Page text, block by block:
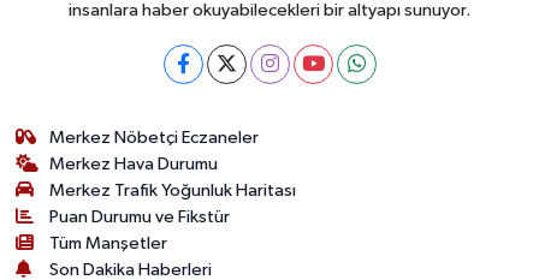
insanlara haber okuyabilecekleri bir altyapı sunuyor.
Merkez Nöbetçi Eczaneler
Merkez Hava Durumu
Merkez Trafik Yoğunluk Haritası
Puan Durumu ve Fikstür
Tüm Manşetler
Son Dakika Haberleri